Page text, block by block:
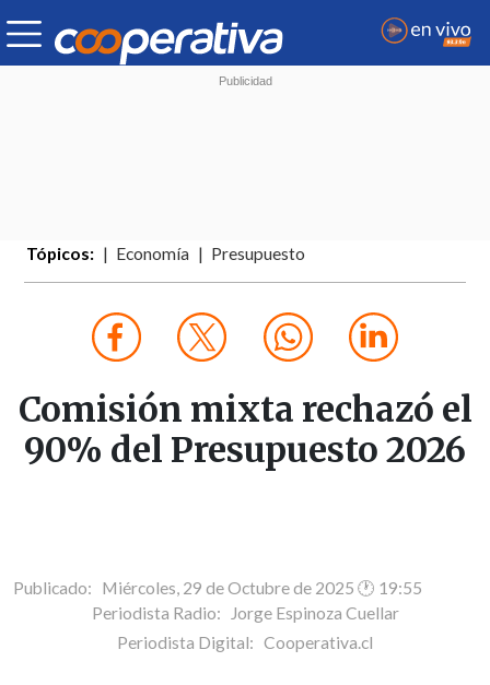
Tópicos: Economía Presupuesto
Comisión mixta rechazó el
90% del Presupuesto 2026
Publicado: Miércoles, 29 de Octubre de 2025 🕐 19:55
Periodista Radio:
Jorge Espinoza Cuellar
Periodista Digital: Cooperativa.cl